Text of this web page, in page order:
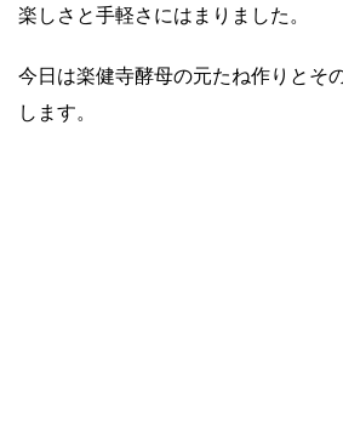
楽しさと手軽さにはまりました。
今日は楽健寺酵母の元たね作りとそ
します。